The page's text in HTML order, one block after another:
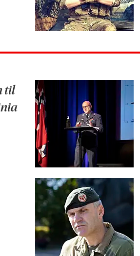
til